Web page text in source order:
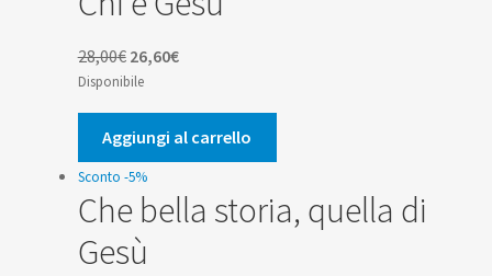
28,00€ Il
prezzo
originale
era:
28,00€.
26,60€Il
attuale
è:
26,60€.
Disponibile
Aggiungi al carrello
Sconto -5%
Che bella storia, quella di
Gesù